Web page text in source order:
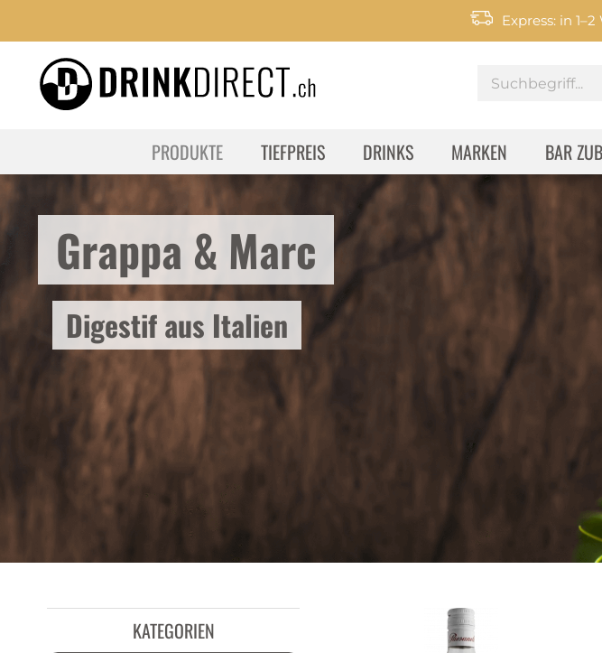
Express: in
PRODUKTE TIEFPREIS DRINKS MARKEN BAR
Grappa & Marc
Digestif aus Italien
KATEGORIEN